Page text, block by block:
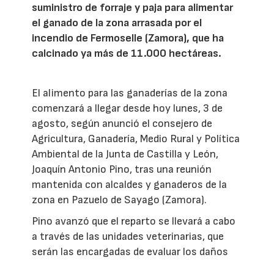
suministro de forraje y paja para alimentar
el ganado de la zona arrasada por el
incendio de Fermoselle (Zamora), que ha
calcinado ya más de 11.000 hectáreas.
El alimento para las ganaderías de la zona
comenzará a llegar desde hoy lunes, 3 de
agosto, según anunció el consejero de
Agricultura, Ganadería, Medio Rural y Política
Ambiental de la Junta de Castilla y León,
Joaquín Antonio Pino, tras una reunión
mantenida con alcaldes y ganaderos de la
zona en Pazuelo de Sayago (Zamora).
Pino avanzó que el reparto se llevará a cabo
a través de las unidades veterinarias, que
serán las encargadas de evaluar los daños